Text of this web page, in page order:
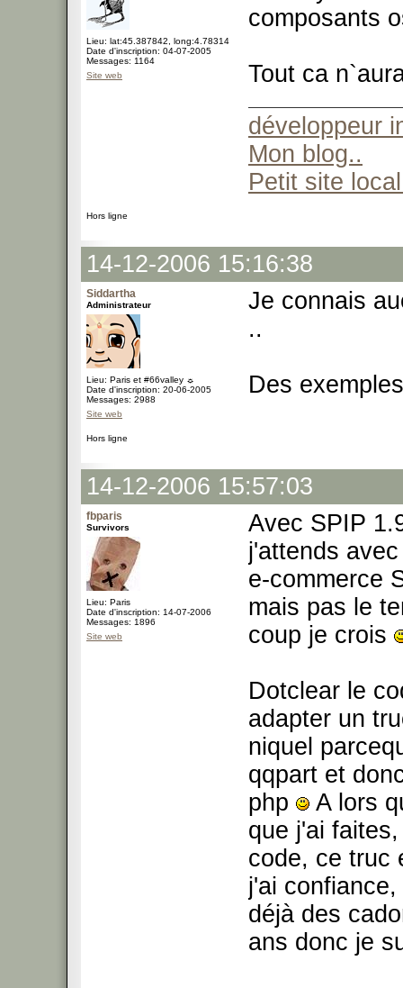
Lieu: lat:45.387842, long:4.78314
Date d'inscription: 04-07-2005
Messages: 1164
Site web
composants
Tout ca
développeur
Mon blog..
Petit site
Hors ligne
14-12-2006 15:16:38
Siddartha
Administrateur
Lieu: Paris et #66valley ☼
Date d'inscription: 20-06-2005
Messages: 2988
Site web
Je connais
..
Des
Hors ligne
14-12-2006 15:57:03
fbparis
Survivors
Lieu: Paris
Date d'inscription: 14-07-2006
Messages: 1896
Site web
Avec SPIP
j'attends
e-commerce
mais pas le
coup je crois
Dotclear le
adapter un
niquel
qqpart et
php
A lors
que j'ai
code, ce truc
j'ai
déjà des
ans donc je